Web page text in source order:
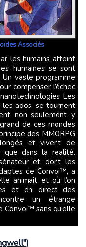
Associés
humaines se sont
vaste programme
compenser l’échec
Les
ados, se tournent
non seulement y
de ces mondes
des MMORPG
et vivent de
dans la réalité.
et dont les
de Convoi™, a
animait et où l’on
et en direct des
un étrange
Convoi™ sans qu’elle